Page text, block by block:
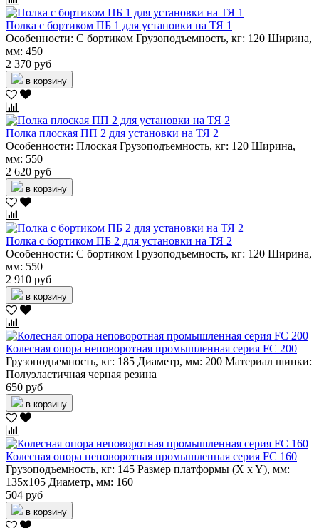
Полка c бортиком ПБ 1 для установки на ТЯ 1
Особенности: С бортиком Грузоподъемность, кг: 120 Ширина,
мм: 450
2 370 руб
в корзину
Полка плоская ПП 2 для установки на ТЯ 2
Особенности: Плоская Грузоподъемность, кг: 120 Ширина,
мм: 550
2 620 руб
в корзину
Полка c бортиком ПБ 2 для установки на ТЯ 2
Особенности: С бортиком Грузоподъемность, кг: 120 Ширина,
мм: 550
2 910 руб
в корзину
Колесная опора неповоротная промышленная серия FC 200
Грузоподъемность, кг: 185 Диаметр, мм: 200 Материал шинки:
Полуэластичная черная резина
650 руб
в корзину
Колесная опора неповоротная промышленная серия FC 160
Грузоподъемность, кг: 145 Размер платформы (X x Y), мм:
135х105 Диаметр, мм: 160
504 руб
в корзину